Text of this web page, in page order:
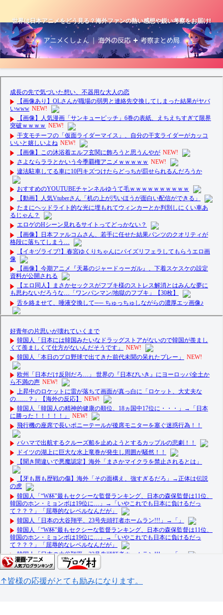
世界は日本アニメをどう見る？海外ファンの熱い感想や鋭い考察をお届け!
↑皆様の応援がとても励みになります。